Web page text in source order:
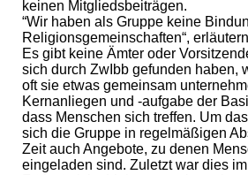
keinen Mitgliedsbeiträgen.
“Wir haben als Gruppe keine
Religionsgemeinschaften“,
Es gibt keine Ämter oder
sich durch ZwIbb gefunden haben,
oft sie etwas gemeinsam
Kernanliegen und -aufgabe der
dass Menschen sich treffen. Um
sich die Gruppe in regelmäßigen
Zeit auch Angebote, zu denen
eingeladen sind. Zuletzt war dies